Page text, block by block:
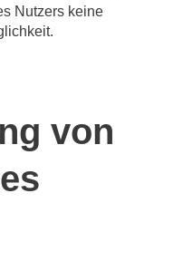
Nutzers keine
von